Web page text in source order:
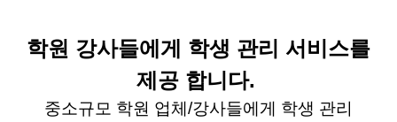
학원 강사들에게 학생 관리 서비스를
제공 합니다.
중소규모 학원 업체/강사들에게 학생 관리